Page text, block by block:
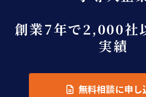
創業7年で2,000社
実績
無料相談に申し